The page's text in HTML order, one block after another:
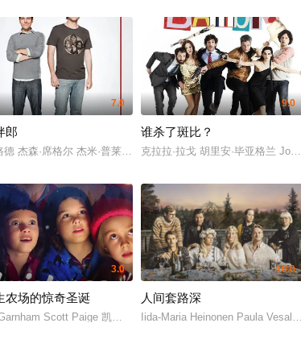
里斯蒂娜·艾伯盖特 妮可拉·佩尔茨
7.0
郎
德 杰森·席格尔 杰米·普莱斯利 拉什达·琼斯 安迪·萨姆伯格 卢·弗
9.0
谁杀了斑比？
克拉拉·拉戈 胡里安·毕亚格兰
3.0
农场的惊奇圣诞
Scott Paige 凯瑟伦·德莱斯黛尔 Delilah O'Riordan
10.0
人间套路深
Iida-Maria Heinonen Paula